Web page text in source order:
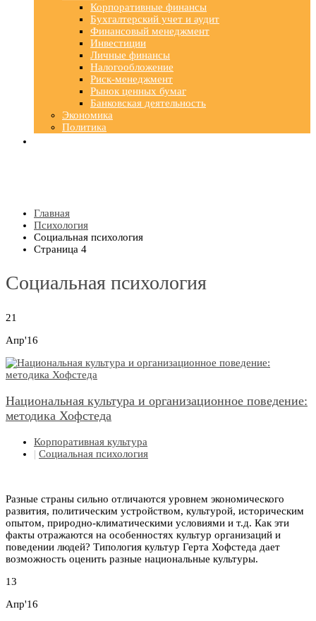
Корпоративные финансы
Бухгалтерский учет и аудит
Финансовый менеджмент
Инвестиции
Личные финансы
Налогообложение
Риск-менеджмент
Рынок ценных бумаг
Банковская деятельность
Экономика
Политика
Главная
Психология
Социальная психология
Страница 4
Социальная психология
21
Апр'16
Национальная культура и организационное поведение:
методика Хофстеда
Корпоративная культура
| Социальная психология
Разные страны сильно отличаются уровнем экономического
развития, политическим устройством, культурой, историческим
опытом, природно-климатическими условиями и т.д. Как эти
факты отражаются на особенностях культур организаций и
поведении людей? Типология культур Герта Хофстеда дает
возможность оценить разные национальные культуры.
13
Апр'16